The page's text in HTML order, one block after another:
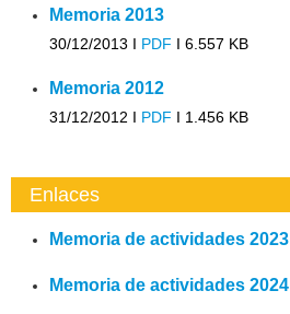
Memoria 2013
30/12/2013 I PDF I 6.557 KB
Memoria 2012
31/12/2012 I PDF I 1.456 KB
Enlaces
Memoria de actividades 2023
Memoria de actividades 2024